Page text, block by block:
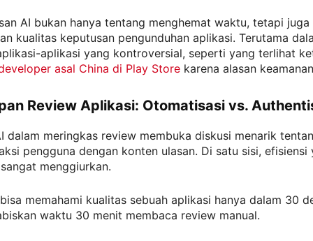
AI bukan hanya tentang menghemat waktu, tetapi
kualitas keputusan pengunduhan aplikasi. Terutama
aplikasi yang kontroversial, seperti yang terlihat
asal China di Play Store karena alasan
Review Aplikasi: Otomatisasi vs.
dalam meringkas review membuka diskusi menarik
pengguna dengan konten ulasan. Di satu sisi, efisiensi
menggiurkan.
memahami kualitas sebuah aplikasi hanya dalam 30
waktu 30 menit membaca review manual.